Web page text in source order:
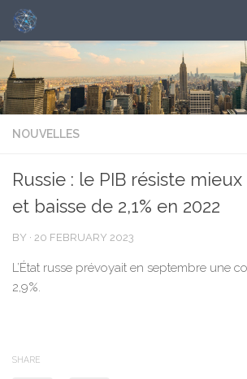
NOUVELLES
Russie : le PIB résiste
et baisse de 2,1% en 2022
BY · 20 FEBRUARY 2023
L’État russe prévoyait en septembre une
2,9%.
SHARE